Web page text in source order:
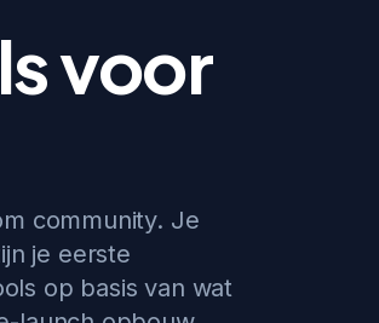
voor
community. Je
je eerste
op basis van wat